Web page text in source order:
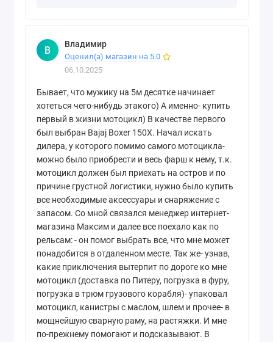
В Владимир
Оценил(а) магазин на 5.0
06.10.2025
Бывает, что мужику на 5м десятке начинает
хотеться чего-нибудь этакого) А именно- купить
первый в жизни мотоцикл) В качестве первого
был выбран Bajaj Boxer 150X. Начал искать
дилера, у которого помимо самого мотоцикла-
можно было приобрести и весь фарш к нему, т.к.
мотоцикл должен был приехать на остров и по
причине грустной логистики, нужно было купить
все необходимые аксессуары и снаряжение с
запасом. Со мной связался менеджер интернет-
магазина Максим и далее все поехало как по
рельсам: - он помог выбрать все, что мне может
понадобится в отдаленном месте. Так же- узнав,
какие приключения вытерпит по дороге ко мне
мотоцикл (доставка по Питеру, погрузка в фуру,
погрузка в трюм грузового корабля)- упаковал
мотоцикл, канистры с маслом, шлем и прочее- в
мощнейшую сварную раму, на растяжки. И мне
по-прежнему помогают и подсказывают. В